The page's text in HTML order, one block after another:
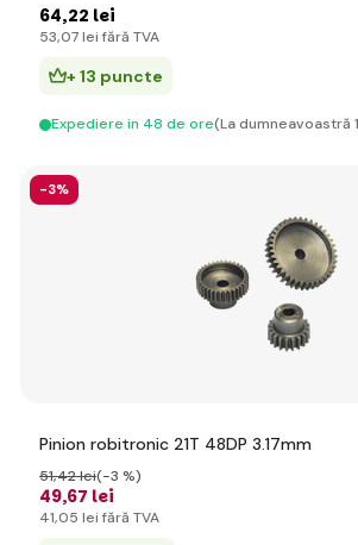
64,22 lei
53,07 lei fără TVA
+ 13 puncte
Expediere in 48 de ore(La dumneavoastră
-3%
Pinion robitronic 21T 48DP 3.17mm
49,67 lei
51,42 lei(-3 %)
41,05 lei fără TVA